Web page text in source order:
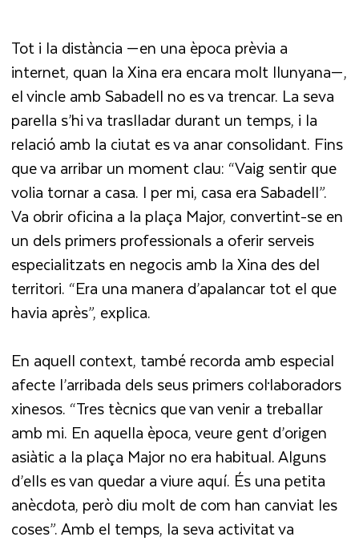
Tot i la distància —en una època prèvia a
internet, quan la Xina era encara molt llunyana—,
el vincle amb Sabadell no es va trencar. La seva
parella s’hi va traslladar durant un temps, i la
relació amb la ciutat es va anar consolidant. Fins
que va arribar un moment clau: “Vaig sentir que
volia tornar a casa. I per mi, casa era Sabadell”.
Va obrir oficina a la plaça Major, convertint-se en
un dels primers professionals a oferir serveis
especialitzats en negocis amb la Xina des del
territori. “Era una manera d’apalancar tot el que
havia après”, explica.
En aquell context, també recorda amb especial
afecte l’arribada dels seus primers col·laboradors
xinesos. “Tres tècnics que van venir a treballar
amb mi. En aquella època, veure gent d’origen
asiàtic a la plaça Major no era habitual. Alguns
d’ells es van quedar a viure aquí. És una petita
anècdota, però diu molt de com han canviat les
coses”. Amb el temps, la seva activitat va